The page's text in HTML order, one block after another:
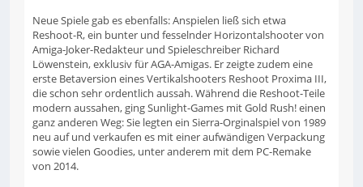
Neue Spiele gab es ebenfalls: Anspielen ließ sich etwa
Reshoot-R, ein bunter und fesselnder Horizontalshooter von
Amiga-Joker-Redakteur und Spieleschreiber Richard
Löwenstein, exklusiv für AGA-Amigas. Er zeigte zudem eine
erste Betaversion eines Vertikalshooters Reshoot Proxima III,
die schon sehr ordentlich aussah. Während die Reshoot-Teile
modern aussahen, ging Sunlight-Games mit Gold Rush! einen
ganz anderen Weg: Sie legten ein Sierra-Orginalspiel von 1989
neu auf und verkaufen es mit einer aufwändigen Verpackung
sowie vielen Goodies, unter anderem mit dem PC-Remake
von 2014.